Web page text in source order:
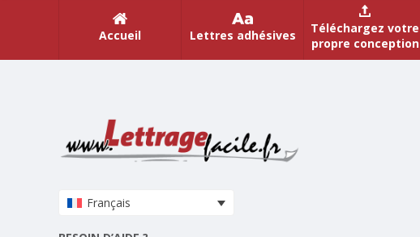
Accueil Lettres adhésives
Téléchargez votre
propre conception
Français